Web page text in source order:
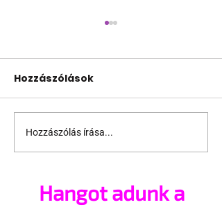
Felállt a lélegzetük a
belga válogatott
Hozzászólások
Hozzászólás írása...
Hangot adunk a